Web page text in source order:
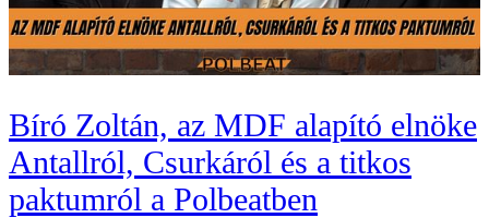
Bíró Zoltán, az MDF alapító elnöke
Antallról, Csurkáról és a titkos
paktumról a Polbeatben